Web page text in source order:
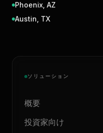
Phoenix AZ
Austin TX
ソリューション
概要
投資家向け